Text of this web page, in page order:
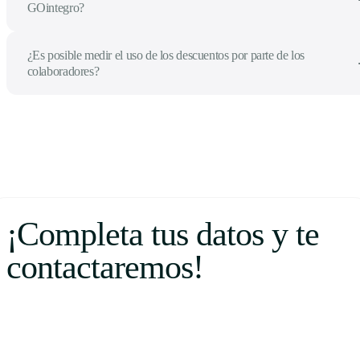
GOintegro?
¿Es posible medir el uso de los descuentos por parte de los
colaboradores?
¡Completa tus datos y te
contactaremos!